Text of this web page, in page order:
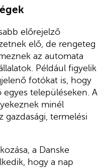
előrejelző
elő, de rengeteg
az automata
Például figyelik
fotókat is, hogy
egyes településeken. A
minél
gazdasági, termelési
a Danske
hogy a nap